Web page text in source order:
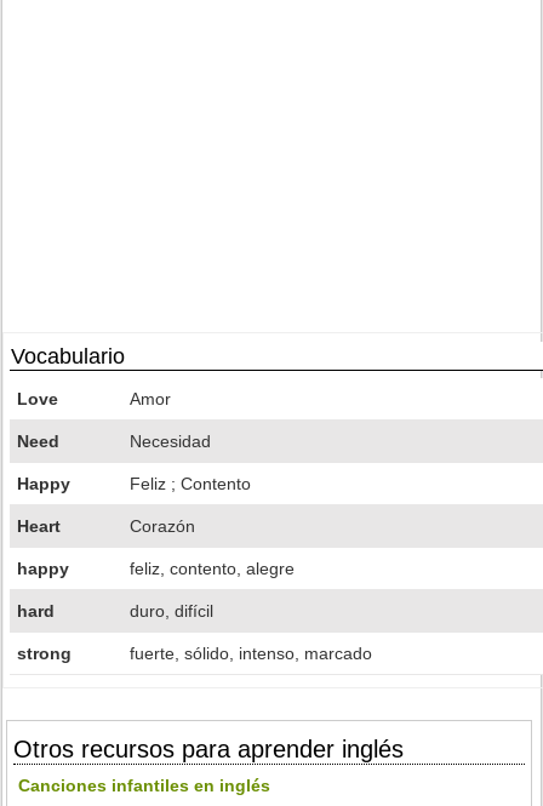
Vocabulario
Love Amor
Need Necesidad
Happy Feliz ; Contento
Heart Corazón
happy feliz, contento, alegre
hard duro, difícil
strong fuerte, sólido, intenso, marcado
Otros recursos para aprender inglés
Canciones infantiles en inglés